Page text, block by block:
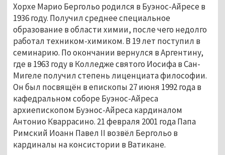
Хорхе Марио Бергольо родился в Буэнос-Айресе в
1936 году. Получил среднее специальное
образование в области химии, после чего недолго
работал техником-химиком. В 19 лет поступил в
семинарию. По окончании вернулся в Аргентину,
где в 1963 году в Колледже святого Иосифа в Сан-
Мигеле получил степень лиценциата философии.
Он был посвящён в епископы 27 июня 1992 года в
кафедральном соборе Буэнос-Айреса
архиепископом Буэнос-Айреса кардиналом
Антонио Кваррасино. 21 февраля 2001 года Папа
Римский Иоанн Павел II возвёл Бергольо в
кардиналы на консистории в Ватикане.